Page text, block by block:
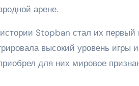
арене.
Stopban стал их
высокий уровень игры
для них мировое